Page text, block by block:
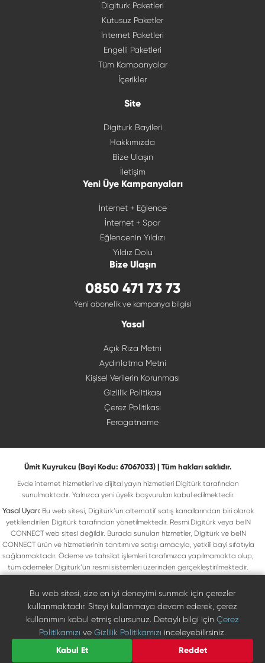
Digiturk Paketleri
Kutusuz Paketler
İnternet Paketleri
Engelli Paketleri
Tüm Kampanyalar
İçerikler
Site
Digiturk Bayileri
Hakkımızda
Bize Ulaşın
İletişim
Yeni Üye Kampanyaları
İnternet + Eğlence
İnternet + Spor
Eğlencenin Yıldızı
Yıldız Dolu
Bize Ulaşın
0850 471 73 73
Yeni abonelik ve kampanya bilgisi
Yasal
Açık Rıza Metni
Aydınlatma Metni
Kişisel Verilerin Korunması
Gizlilik Politikası
Çerez Politikası
Feragatname
Ümit Kuyrukcu (Bayi Kodu: 67067033) | Tüm hakları saklıdır.
Evde internet hizmetleri ve dijital yayın hizmetleri Digitürk tarafından
sunulmaktadır. Yalnızca yeni üyelik başvuruları kabul edilmektedir.
Yasal Uyarı:Bu web sitesi, Digitürk’ün alternatif satış kanallarından biri olarak
yetkilendirilen Digitürk tarafından yönetilmektedir. Resmi Digitürk veya beIN
CONNECT web sitesi değildir. Burada sunulan hizmetler, Digitürk ve beIN
CONNECT ürün ve hizmetlerinin tanıtımı ve satışı amacıyla, yetkili bayi sıfatıyla
sağlanmaktadır. Ödeme ve tahsilat işlemleri tarafımızca yapılmamakta olup,
tüm ödemeler Digitürk’ün resmi sistemleri üzerinden gerçekleştirilmektedir.
koruma altındadır. Bu markalar, yalnızca marka sahiplerinin kullanım koşullarına
uygun şekilde kullanılmaktadır. Digitürk veya beIN CONNECT’in resmi web
sitelerine ulaşmak için ilgili markaların doğrudan resmi kanallarını ziyaret
edebilirsiniz.
Digiturk resmî bayi listesinde doğrulayın
©2026Ümit Kuyrukcu. Tüm hakları saklıdır.
Bize Ulaşın
0850 471 73 73
Bu web sitesi, size en iyi deneyimi sunmak için çerezler
kullanmaktadır. Siteyi kullanmaya devam ederek, çerez
kullanımını kabul etmiş olursunuz. Detaylı bilgi için Çerez
Politikamızı ve Gizlilik Politikamızı inceleyebilirsiniz.
Kabul Et Reddet